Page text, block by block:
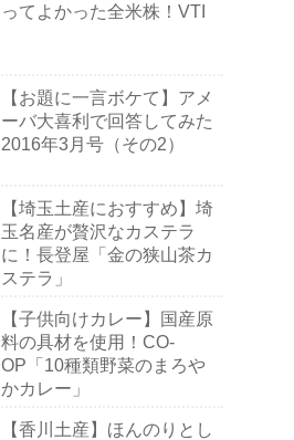
ってよかった全米株！VTI
【お題に一言ボケて】アメ
ーバ大喜利で回答してみた
2016年3月号（その2）
【埼玉土産におすすめ】埼
玉名産が贅沢なカステラ
に！長登屋「金の狭山茶カ
ステラ」
【子供向けカレー】国産原
料の具材を使用！CO-
OP「10種類野菜のまろや
かカレー」
【香川土産】ほんのりとし